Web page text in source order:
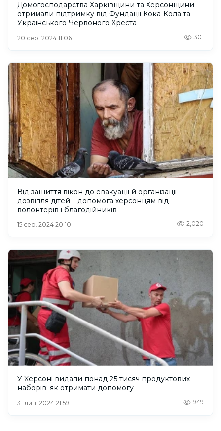
Домогосподарства Харківщини та Херсонщини
отримали підтримку від Фундації Кока-Кола та
Українського Червоного Хреста
20 сер. 2024 11:06 301
Від зашиття вікон до евакуації й організації
дозвілля дітей – допомога херсонцям від
волонтерів і благодійників
15 сер. 2024 20:10 2,020
У Херсоні видали понад 25 тисяч продуктових
наборів: як отримати допомогу
31 лип. 2024 21:59 949